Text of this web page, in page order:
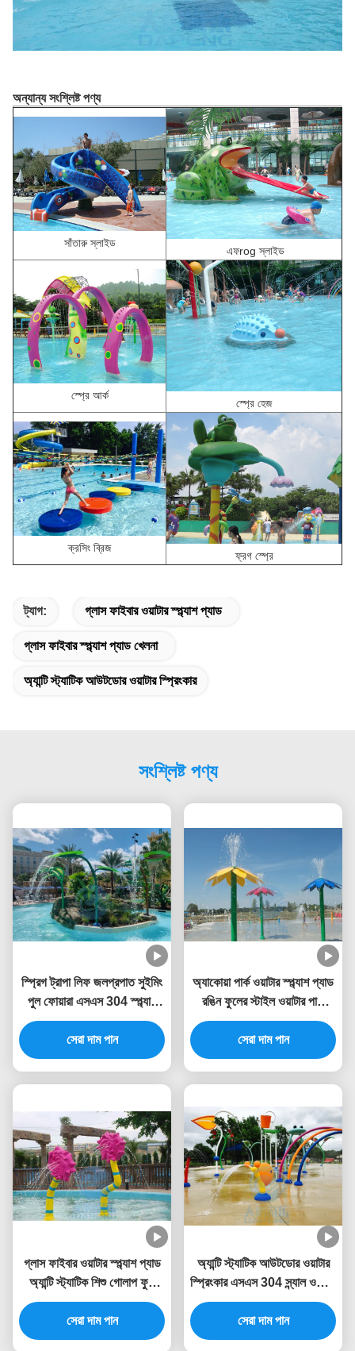
অন্যান্য সংশ্লিষ্ট পণ্য
সাঁতারু স্লাইড
এফrog স্লাইড
স্প্রে আর্ক
স্প্রে হেজ
ক্রসিং ব্রিজ
ফ্রগ স্প্রে
ট্যাগ: গ্লাস ফাইবার ওয়াটার স্প্ল্যাশ প্যাড
গ্লাস ফাইবার স্প্ল্যাশ প্যাড খেলনা
অ্যান্টি স্ট্যাটিক আউটডোর ওয়াটার স্প্রিংকার
সংশ্লিষ্ট পণ্য
স্প্রিগ ট্রাপা লিফ জলপ্রপাত সুইমিং
পুল ফোয়ারা এসএস 304 স্প্ল্যাশ
পার্কের জন্য
সেরা দাম পান
অ্যাকোয়া পার্ক ওয়াটার স্প্ল্যাশ প্যাড
রঙিন ফুলের স্টাইল ওয়াটার পার্ক
ফোয়ারা 3.0 মিটার উচ্চতা
সেরা দাম পান
গ্লাস ফাইবার ওয়াটার স্প্ল্যাশ প্যাড
অ্যান্টি স্ট্যাটিক শিশু গোলাপ ফুল
ওয়াটার স্প্রে পার্ক
সেরা দাম পান
অ্যান্টি স্ট্যাটিক আউটডোর ওয়াটার
স্প্রিংকার এসএস 304 স্ন্যাল ওয়াটার
স্প্ল্যাশ খেলার মাঠ
সেরা দাম পান